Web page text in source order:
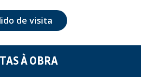
Data Protection Regulation (GDPR) 2016 by sending a
de visita
À OBRA